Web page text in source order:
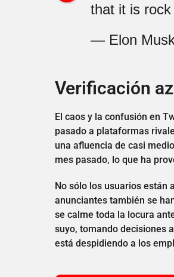
that it is rock
— Elon
Verificación
El caos y la confusión en
pasado a plataformas
una afluencia de casi
mes pasado, lo que ha
No sólo los usuarios están
anunciantes también se
se calme toda la locura
suyo, tomando decisiones
está despidiendo a los